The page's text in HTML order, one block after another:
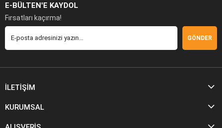
E-BÜLTEN'E KAYDOL
Fırsatları kaçırma!
GÖNDER
İLETİŞİM
KURUMSAL